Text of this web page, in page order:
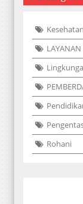
Kesehatan
Rohani